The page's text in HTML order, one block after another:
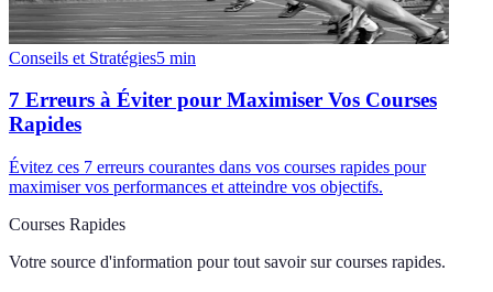
Conseils et Stratégies5 min
7 Erreurs à Éviter pour Maximiser Vos Courses
Rapides
Évitez ces 7 erreurs courantes dans vos courses rapides pour
maximiser vos performances et atteindre vos objectifs.
Courses Rapides
Votre source d'information pour tout savoir sur courses rapides.